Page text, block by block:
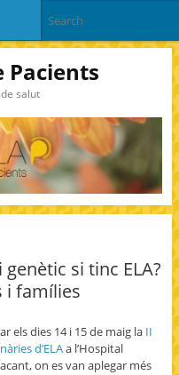
Pacients
salut
si tinc ELA?
i famílies
els dies 14 i 15 de maig la II
d’ELAa l’Hospital
on es van aplegar més